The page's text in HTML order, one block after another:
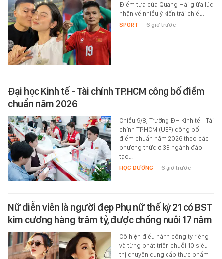
Điểm tựa của Quang Hải giữa lúc
nhận về nhiều ý kiến trái chiều.
SPORT - 6 giờ trước
Đại học Kinh tế - Tài chính TP.HCM công bố điểm
chuẩn năm 2026
Chiều 9/8, Trường ĐH Kinh tế - Tài
chính TP.HCM (UEF) công bố
điểm chuẩn năm 2026 theo các
phương thức ở 38 ngành đào
tạo…
HỌC ĐƯỜNG - 6 giờ trước
Nữ diễn viên là người đẹp Phụ nữ thế kỷ 21 có BST
kim cương hàng trăm tỷ, được chồng nuôi 17 năm
Cô hiện điều hành công ty riêng
và từng phát triển chuỗi 10 siêu
thị chuyên cung cấp thực phẩm